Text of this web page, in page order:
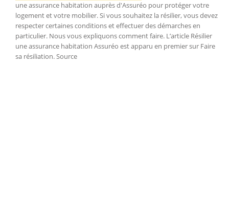
une assurance habitation auprès d'Assuréo pour protéger votre
logement et votre mobilier. Si vous souhaitez la résilier, vous devez
respecter certaines conditions et effectuer des démarches en
particulier. Nous vous expliquons comment faire. L’article Résilier
une assurance habitation Assuréo est apparu en premier sur Faire
sa résiliation. Source